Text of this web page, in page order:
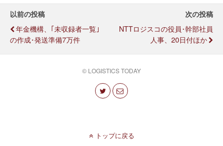
以前の投稿
年金機構、｢未収録者一覧｣
の作成･発送準備7万件
次の投稿
NTTロジスコの役員･幹部社員
人事、20日付ほか
© LOGISTICS TODAY
トップに戻る